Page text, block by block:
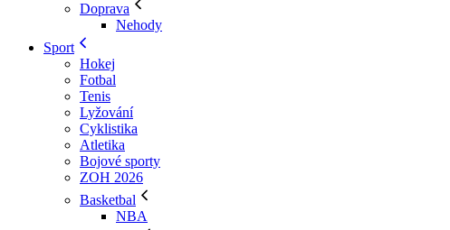
Doprava
Nehody
Sport
Hokej
Fotbal
Tenis
Lyžování
Cyklistika
Atletika
Bojové sporty
ZOH 2026
Basketbal
NBA